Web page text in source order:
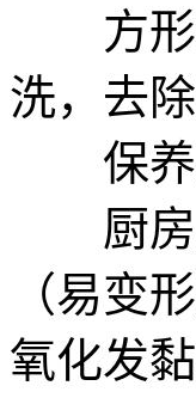
方形
洗，去
保养
厨房
（易变
氧化发黏